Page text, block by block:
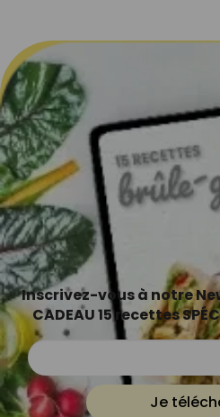
Inscrivez-vous à notre
CADEAU 15 recettes
Je